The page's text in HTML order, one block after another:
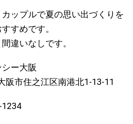
ップルで夏の思い出づくりを
すめです。
違いなしです。
ー大阪
市住之江区南港北1-13-11